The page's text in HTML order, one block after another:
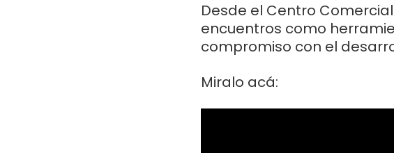
Desde el Centro
encuentros como
compromiso con el
Miralo acá: